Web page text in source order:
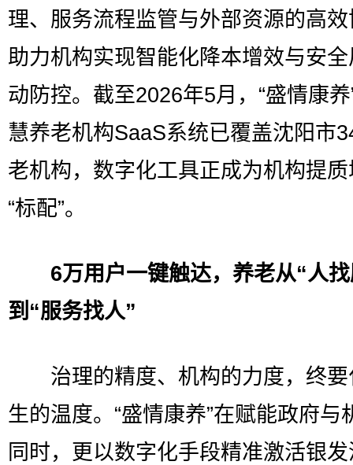
理、服务流程监管与外部资源的高
助力机构实现智能化降本增效与安
动防控。截至2026年5月，“盛情康养
慧养老机构SaaS系统已覆盖沈阳市
老机构，数字化工具正成为机构提
“标配”。
6万用户一键触达，养老从“人
到“服务找人”
治理的精度、机构的力度，终要
生的温度。“盛情康养”在赋能政府与
同时，更以数字化手段精准激活银